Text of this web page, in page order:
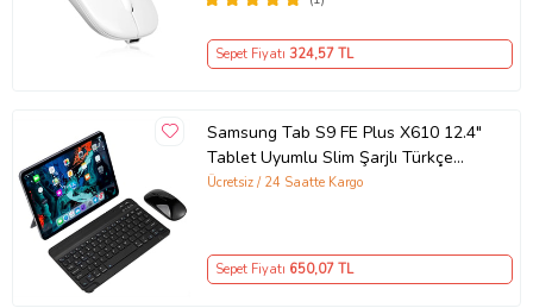
Sepet Fiyatı 324,57 TL
Samsung Tab S9 FE Plus X610 12.4"
Tablet Uyumlu Slim Şarjlı Türkçe
Bluetooth Klavye ve Mouse Seti
Ücretsiz / 24 Saatte Kargo
Sepet Fiyatı 650,07 TL